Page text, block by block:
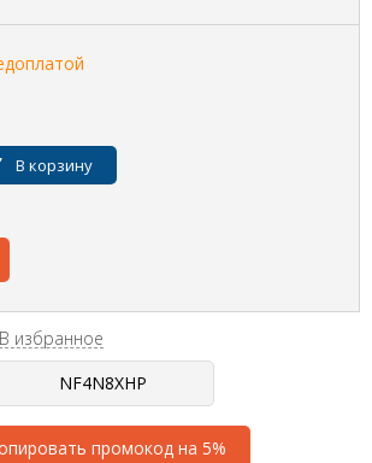
В корзину
В избранное
промокод на 5%